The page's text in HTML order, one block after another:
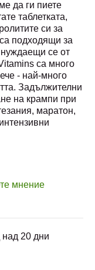
да ги пиете
таблетката,
си за
подходящи за
се от
са много
- най-много
Задължителни
на крампи при
маратон,
мнение
над 20 дни